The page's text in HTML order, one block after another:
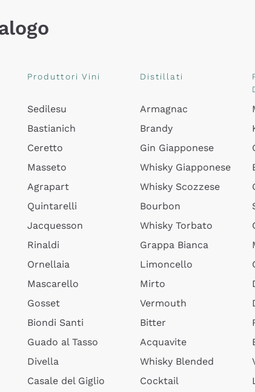
Produttori Vini
Sedilesu
Bastianich
Ceretto
Masseto
Agrapart
Quintarelli
Jacquesson
Rinaldi
Ornellaia
Mascarello
Gosset
Biondi Santi
Guado al Tasso
Divella
Casale del Giglio
Distillati
Armagnac
Brandy
Gin Giapponese
Whisky Giapponese
Whisky Scozzese
Bourbon
Whisky Torbato
Grappa Bianca
Limoncello
Mirto
Vermouth
Bitter
Acquavite
Whisky Blended
Cocktail